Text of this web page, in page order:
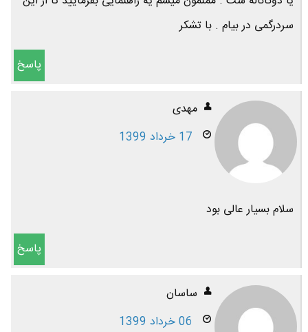
سردرگمی در بیام . با تشکر
پاسخ
مهدی
17 خرداد 1399
سلام بسیار عالی بود
پاسخ
ساسان
06 خرداد 1399